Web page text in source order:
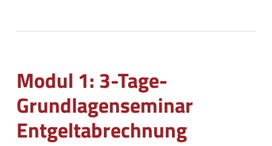
Modul 1: 3-Tage-
Grundlagenseminar
Entgeltabrechnung